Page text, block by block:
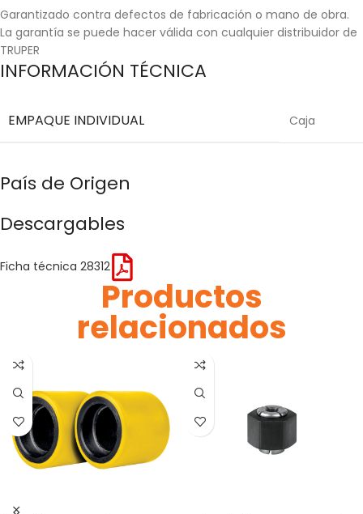
Garantizado contra defectos de fabricación o mano de obra.
La garantía se puede hacer válida con cualquier distribuidor de
TRUPER
INFORMACIÓN TÉCNICA
EMPAQUE INDIVIDUAL Caja
País de Origen
Descargables
Ficha técnica 28312
Productos
relacionados